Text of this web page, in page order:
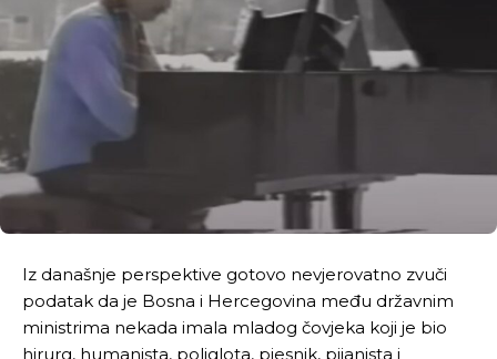
Iz današnje perspektive gotovo nevjerovatno zvuči
podatak da je Bosna i Hercegovina među državnim
ministrima nekada imala mladog čovjeka koji je bio
hirurg, humanista, poliglota, pjesnik, pijanista i